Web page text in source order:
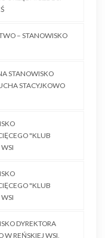
– STANOWISKO
STANOWISKO
STACYJKOWO
"KLUB
"KLUB
DYREKTORA
W REŃSKIEJ WSI,